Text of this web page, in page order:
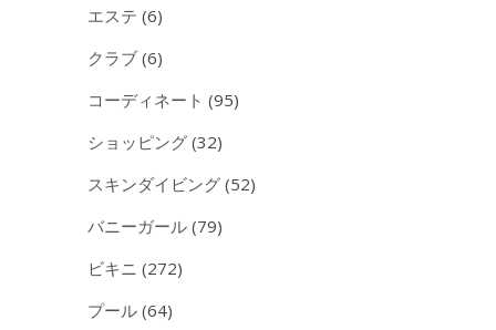
エステ (6)
クラブ (6)
コーディネート (95)
ショッピング (32)
スキンダイビング (52)
バニーガール (79)
ビキニ (272)
プール (64)